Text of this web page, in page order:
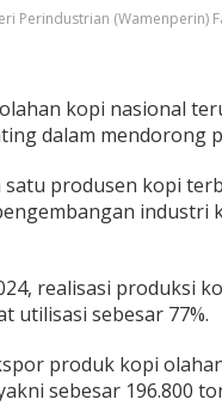
Perindustrian
kopi nasional
dalam mendorong
satu produsen kopi
realisasi produksi
utilisasi sebesar 77%.
produk kopi
sebesar 196.800